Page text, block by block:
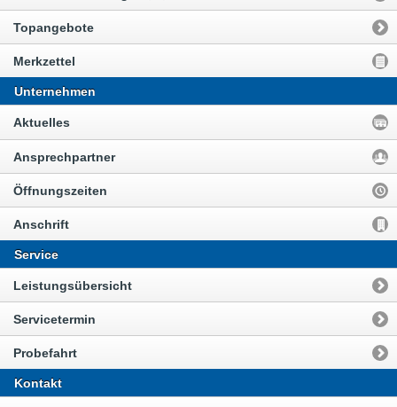
Topangebote
Merkzettel
Unternehmen
Aktuelles
Ansprechpartner
Öffnungszeiten
Anschrift
Service
Leistungsübersicht
Servicetermin
Probefahrt
Kontakt